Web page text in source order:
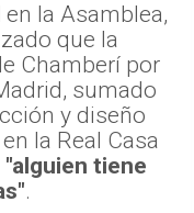
en la Asamblea,
que la
Chamberí por
sumado
y diseño
la Real Casa
"alguien tiene
.